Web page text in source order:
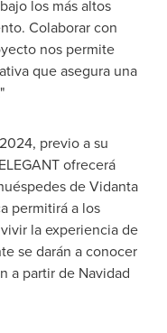
los más altos
Colaborar con
nos permite
que asegura una
previo a su
ofrecerá
de Vidanta
permitirá a los
la experiencia de
se darán a conocer
a partir de Navidad